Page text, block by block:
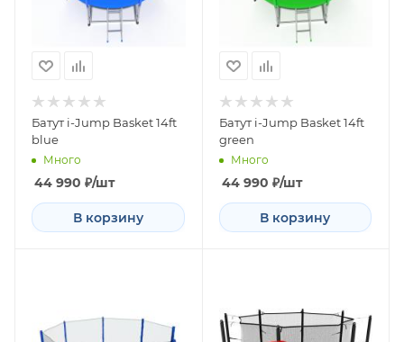
Батут i-Jump Basket 14ft
blue
Много
44 990 ₽/шт
В корзину
Батут i-Jump Basket 14ft
green
Много
44 990 ₽/шт
В корзину